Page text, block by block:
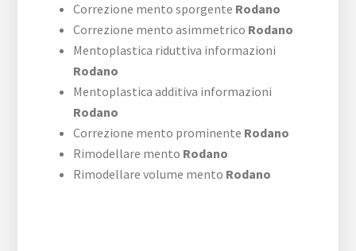
Correzione mento sporgente Rodano
Correzione mento asimmetrico Rodano
Mentoplastica riduttiva informazioni
Rodano
Mentoplastica additiva informazioni
Rodano
Correzione mento prominente Rodano
Rimodellare mento Rodano
Rimodellare volume mento Rodano